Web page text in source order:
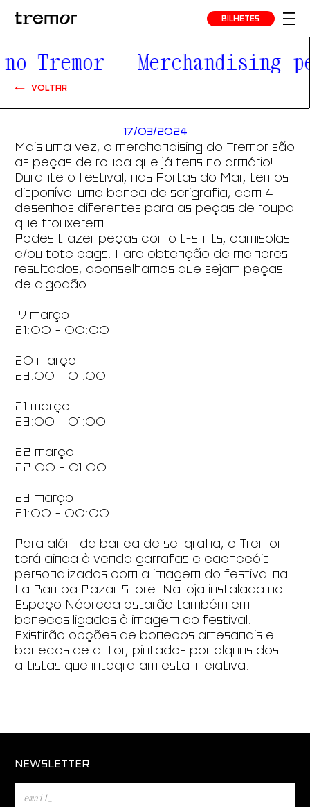
BILHETES
Tremor Merchandising
VOLTAR
17/03/2024
Mais uma vez, o merchandising do Tremor são
as peças de roupa que já tens no armário!
Durante o festival, nas Portas do Mar, temos
disponível uma banca de serigrafia, com 4
desenhos diferentes para as peças de roupa
que trouxerem.
Podes trazer peças como t-shirts, camisolas
e/ou tote bags. Para obtenção de melhores
resultados, aconselhamos que sejam peças
de algodão.
19 março
21:00 - 00:00
20 março
23:00 - 01:00
21 março
23:00 - 01:00
22 março
22:00 - 01:00
23 março
21:00 - 00:00
Para além da banca de serigrafia, o Tremor
terá ainda à venda garrafas e cachecóis
personalizados com a imagem do festival na
La Bamba Bazar Store. Na loja instalada no
Espaço Nóbrega estarão também em
bonecos ligados à imagem do festival.
Existirão opções de bonecos artesanais e
bonecos de autor, pintados por alguns dos
artistas que integraram esta iniciativa.
NEWSLETTER